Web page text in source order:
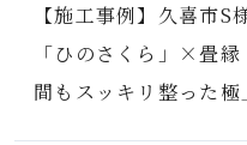
【施工事例】久喜市
「ひのさくら」×畳
間もスッキリ整った極